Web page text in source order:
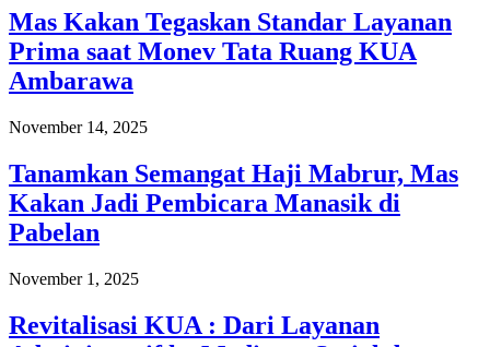
Mas Kakan Tegaskan Standar Layanan
Prima saat Monev Tata Ruang KUA
Ambarawa
November 14, 2025
Tanamkan Semangat Haji Mabrur, Mas
Kakan Jadi Pembicara Manasik di
Pabelan
November 1, 2025
Revitalisasi KUA : Dari Layanan